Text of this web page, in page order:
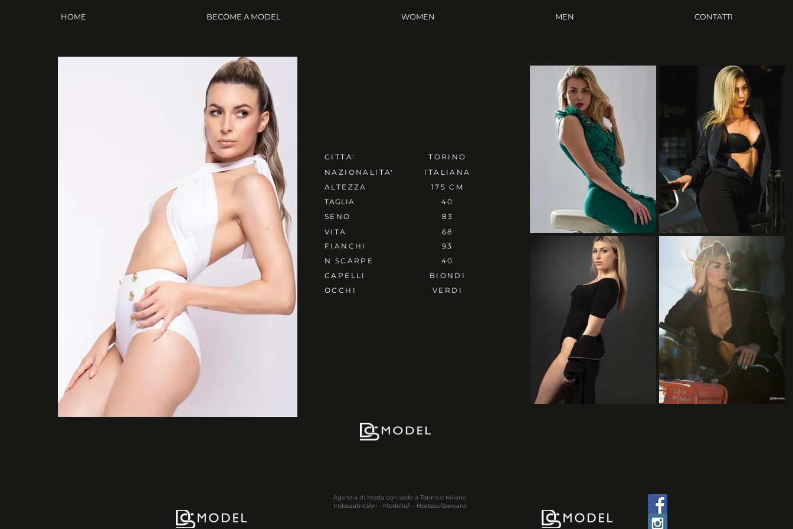
HOME BECOME A MODEL WOMEN MEN CONTATTI
ITALIANA
175 CM
40
83
68
93
40
BIONDI
VERDI
TORINO
NAZIONALITA'
ALTEZZA
TAGLIA
SENO
VITA
FIANCHI
N SCARPE
CAPELLI
OCCHI
CITTA'
Agenzia di Moda con sede a Torino e Milano
Indossatrici/ori - Modelle/i - Hostess/Steward